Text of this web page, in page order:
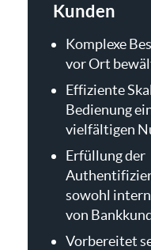
Kunden
Komplexe
vor Ort
Effiziente
Bedienung
vielfältigen
Erfüllung der
sowohl
von
Vorbereitet